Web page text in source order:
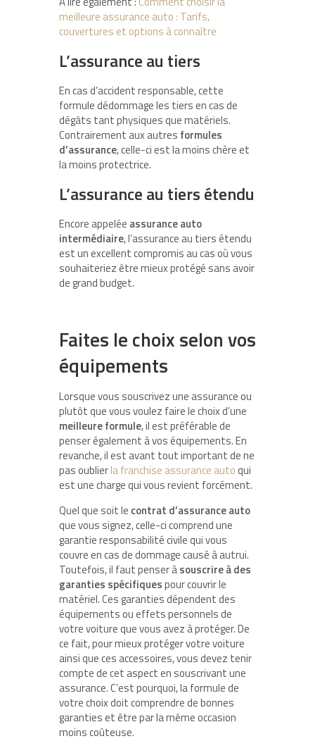
meilleure assurance auto : Tarifs,
couvertures et options à connaître
L’assurance au tiers
En cas d’accident responsable, cette
formule dédommage les tiers en cas de
dégâts tant physiques que matériels.
Contrairement aux autres formules
d’assurance, celle-ci est la moins chère et
la moins protectrice.
L’assurance au tiers étendu
Encore appelée assurance auto
intermédiaire, l’assurance au tiers étendu
est un excellent compromis au cas où vous
souhaiteriez être mieux protégé sans avoir
de grand budget.
Faites le choix selon vos
équipements
Lorsque vous souscrivez une assurance ou
plutôt que vous voulez faire le choix d’une
meilleure formule, il est préférable de
penser également à vos équipements. En
revanche, il est avant tout important de ne
pas oublierla franchise assurance autoqui
est une charge qui vous revient forcément.
Quel que soit le contrat d’assurance auto
que vous signez, celle-ci comprend une
garantie responsabilité civile qui vous
couvre en cas de dommage causé à autrui.
Toutefois, il faut penser àsouscrire à des
garanties spécifiquespour couvrir le
matériel. Ces garanties dépendent des
équipements ou effets personnels de
votre voiture que vous avez à protéger. De
ce fait, pour mieux protéger votre voiture
ainsi que ces accessoires, vous devez tenir
compte de cet aspect en souscrivant une
assurance. C’est pourquoi, la formule de
votre choix doit comprendre de bonnes
garanties et être par la même occasion
moins coûteuse.